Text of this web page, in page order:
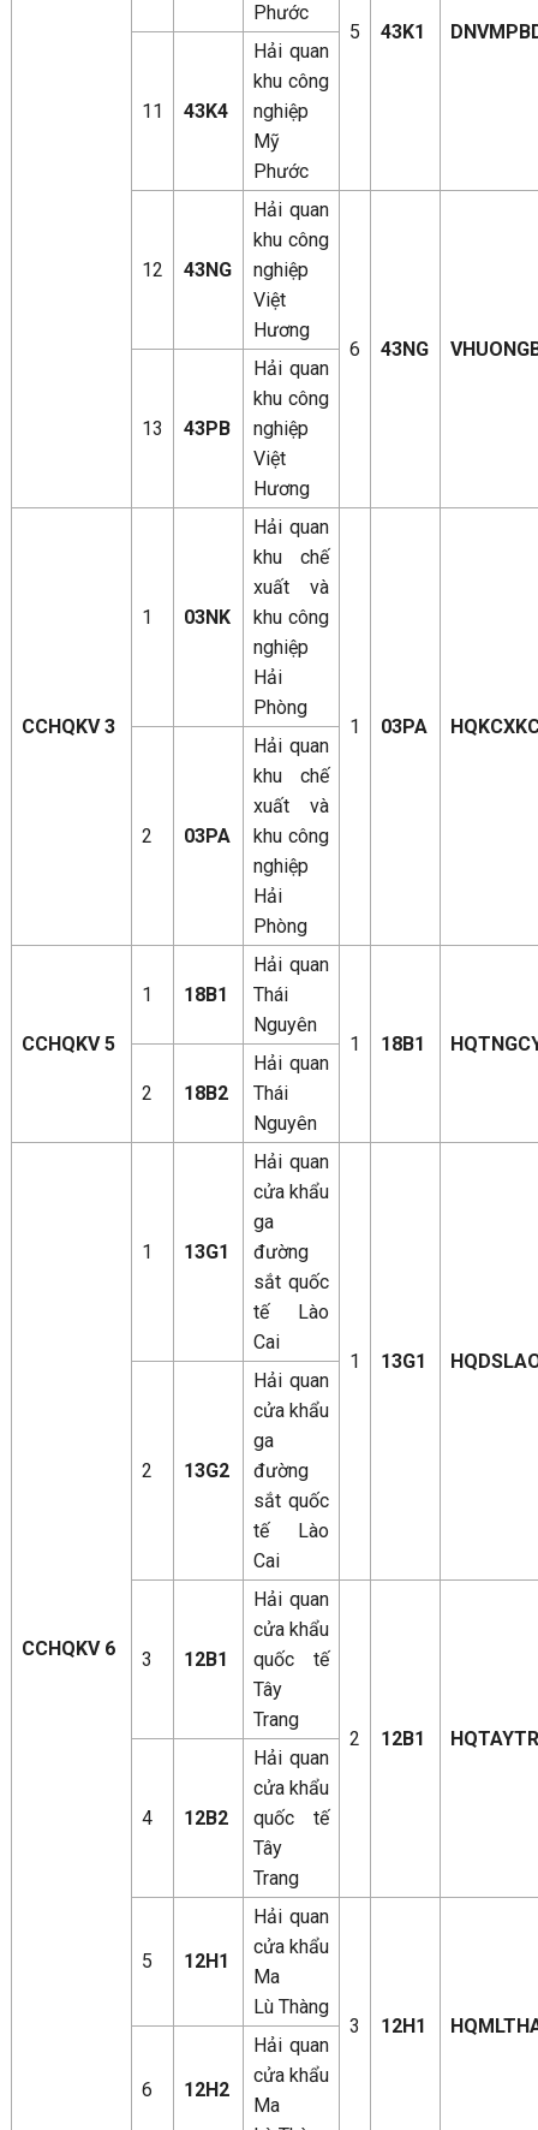
Phước
5
43K1
11 43K4
Hải quan
khu công
nghiệp
Mỹ
Phước
12 43NG
Hải quan
khu công
nghiệp
Việt
Hương
6
43NG
13 43PB
Hải quan
khu công
nghiệp
Việt
Hương
CCHQKV 3
1 03NK
Hải quan
khu chế
xuất và
khu công
nghiệp
Hải
Phòng
1
03PA
2 03PA
Hải quan
khu chế
xuất và
khu công
nghiệp
Hải
Phòng
CCHQKV 5
1 18B1
Hải quan
Thái
Nguyên
1
18B1
2 18B2
Hải quan
Thái
Nguyên
CCHQKV 6
1 13G1
Hải quan
cửa khẩu
ga
đường
sắt quốc
tế Lào
Cai
1
13G1
2 13G2
Hải quan
cửa khẩu
ga
đường
sắt quốc
tế Lào
Cai
3 12B1
Hải quan
cửa khẩu
quốc tế
Tây
Trang
2
12B1
4 12B2
Hải quan
cửa khẩu
quốc tế
Tây
Trang
5 12H1
Hải quan
cửa khẩu
Ma
Lù Thàng
3
12H1
6 12H2
Hải quan
cửa khẩu
Ma